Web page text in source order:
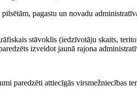
pagastu un novadu
stāvoklis (iedzīvotāju skaits,
izveidot jaunā rajona
paredzēti attiecīgās virsmežniecības